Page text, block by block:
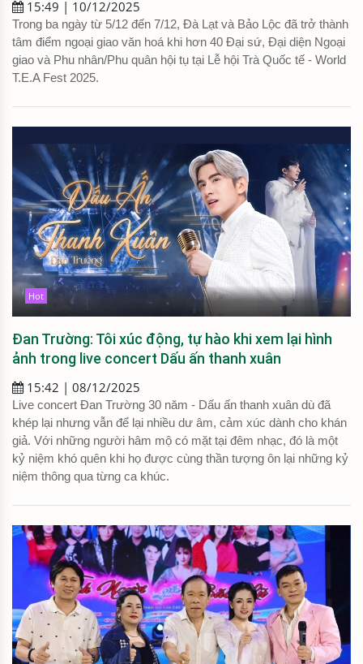
15:49 | 10/12/2025
Trong ba ngày từ 5/12 đến 7/12, Đà Lạt và Bảo Lộc đã trở thành
tâm điểm ngoại giao văn hoá khi hơn 40 Đại sứ, Đại diện Ngoại
giao và Phu nhân/Phu quân hội tụ tại Lễ hội Trà Quốc tế - World
T.E.A Fest 2025.
Hot
Đan Trường: Tôi xúc động, tự hào khi xem lại hình
ảnh trong live concert Dấu ấn thanh xuân
15:42 | 08/12/2025
Live concert Đan Trường 30 năm - Dấu ấn thanh xuân dù đã
khép lại nhưng vẫn để lại nhiều dư âm, cảm xúc dành cho khán
giả. Với những người hâm mộ có mặt tại đêm nhạc, đó là một
kỷ niệm khó quên khi họ được cùng thần tượng ôn lại những kỷ
niệm thông qua từng ca khúc.